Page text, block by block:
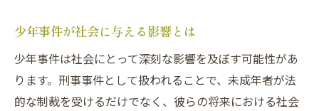
少年事件が社会に与える影響とは
少年事件は社会にとって深刻な影響を及ぼす可能性があ
ります。刑事事件として扱われることで、未成年者が法
的な制裁を受けるだけでなく、彼らの将来における社会